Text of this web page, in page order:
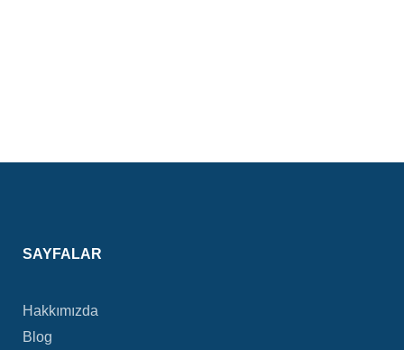
SAYFALAR
Hakkımızda
Blog